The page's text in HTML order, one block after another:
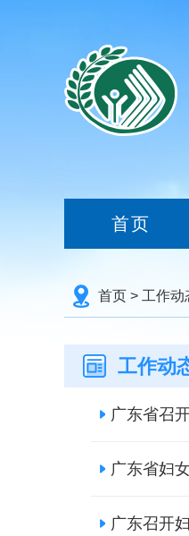
首页
首页 > 工作动
工作动
广东省召
广东省妇
广东召开